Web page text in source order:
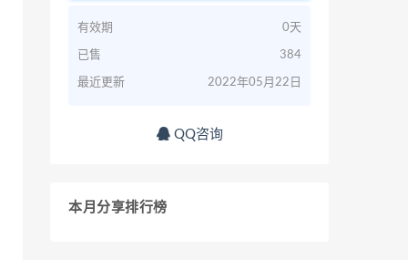
有效期 0天
已售 384
最近更新 2022年05月22日
QQ咨询
本月分享排行榜